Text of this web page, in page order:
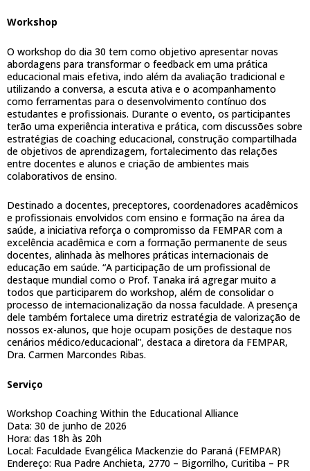
Workshop
O workshop do dia 30 tem como objetivo apresentar novas
abordagens para transformar o feedback em uma prática
educacional mais efetiva, indo além da avaliação tradicional e
utilizando a conversa, a escuta ativa e o acompanhamento
como ferramentas para o desenvolvimento contínuo dos
estudantes e profissionais. Durante o evento, os participantes
terão uma experiência interativa e prática, com discussões sobre
estratégias de coaching educacional, construção compartilhada
de objetivos de aprendizagem, fortalecimento das relações
entre docentes e alunos e criação de ambientes mais
colaborativos de ensino.
Destinado a docentes, preceptores, coordenadores acadêmicos
e profissionais envolvidos com ensino e formação na área da
saúde, a iniciativa reforça o compromisso da FEMPAR com a
excelência acadêmica e com a formação permanente de seus
docentes, alinhada às melhores práticas internacionais de
educação em saúde. “A participação de um profissional de
destaque mundial como o Prof. Tanaka irá agregar muito a
todos que participarem do workshop, além de consolidar o
processo de internacionalização da nossa faculdade. A presença
dele também fortalece uma diretriz estratégia de valorização de
nossos ex-alunos, que hoje ocupam posições de destaque nos
cenários médico/educacional”, destaca a diretora da FEMPAR,
Dra. Carmen Marcondes Ribas.
Serviço
Workshop Coaching Within the Educational Alliance
Data: 30 de junho de 2026
Hora: das 18h às 20h
Local: Faculdade Evangélica Mackenzie do Paraná (FEMPAR)
Endereço: Rua Padre Anchieta, 2770 – Bigorrilho, Curitiba – PR